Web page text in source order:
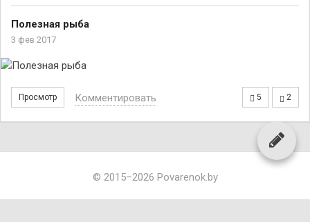
Полезная рыба
3 фев 2017
Просмотр 5 2
Комментировать
© 2015–2026 Povarenok.by